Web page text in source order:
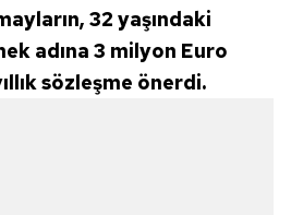
32 yaşındaki
adına 3 milyon Euro
sözleşme önerdi.